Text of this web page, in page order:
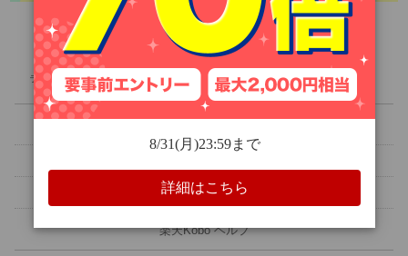
人文・思想
旅行・アウトドア
ライブラリ ランキング クーポン 無料 セール
楽天Kobo ヘルプ